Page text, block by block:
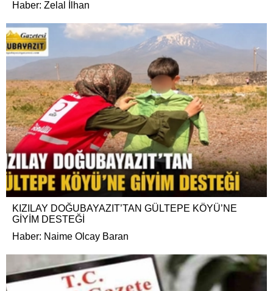
Haber: Zelal İlhan
KIZILAY DOĞUBAYAZIT’TAN GÜLTEPE KÖYÜ’NE
GİYİM DESTEĞİ
Haber: Naime Olcay Baran